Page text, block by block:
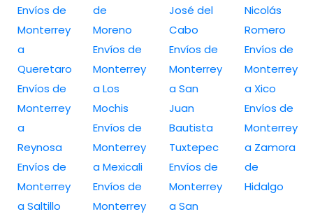
Envíos de
Monterrey
a
Queretaro
Envíos de
Monterrey
a
Reynosa
Envíos de
Monterrey
a Saltillo
de
Moreno
Envíos de
Monterrey
a Los
Mochis
Envíos de
Monterrey
a Mexicali
Envíos de
Monterrey
José del
Cabo
Envíos de
Monterrey
a San
Juan
Bautista
Tuxtepec
Envíos de
Monterrey
a San
Nicolás
Romero
Envíos de
Monterrey
a Xico
Envíos de
Monterrey
a Zamora
de
Hidalgo